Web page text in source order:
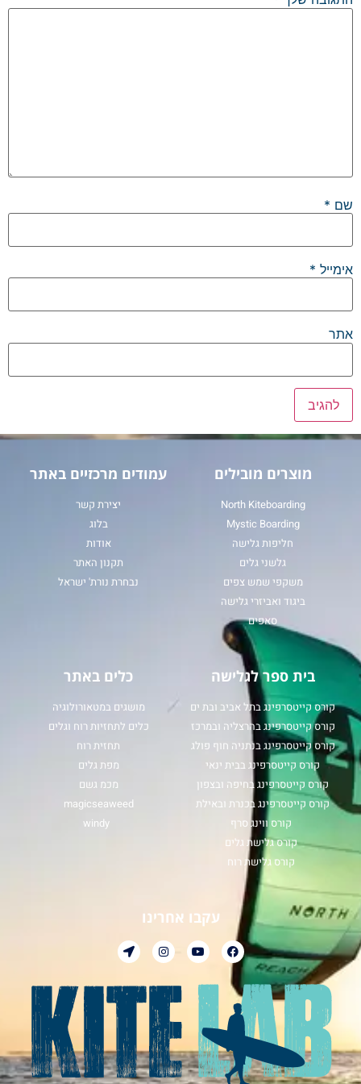
שם *
אימייל *
אתר
מוצרים מובילים
North Kiteboarding
Mystic Boarding
חליפות גלישה
גלשני גלים
משקפי שמש צפים
ביגוד ואביזרי גלישה
סאפים
עמודים מרכזיים באתר
יצירת קשר
בלוג
אודות
תקנון האתר
נבחרת נורת' ישראל
בית ספר לגלישה
קורס קייטסרפינג בתל אביב ובת ים
קורס קייטסרפינג בהרצליה ובמרכז
קורס קייטסרפינג בנתניה חוף פולג
קורס קייטסרפינג בבית ינאי
קורס קייטסרפינג בחיפה ובצפון
קורס קייטסרפינג בכנרת ובאילת
קורס ווינג סרף
קורס גלישת גלים
קורס גלישת רוח
כלים באתר
מושגים במטאורולוגיה
כלים לתחזיות רוח וגלים
תחזית רוח
מפת גלים
מכמ גשם
magicseaweed
windy
עקבו אחרינו